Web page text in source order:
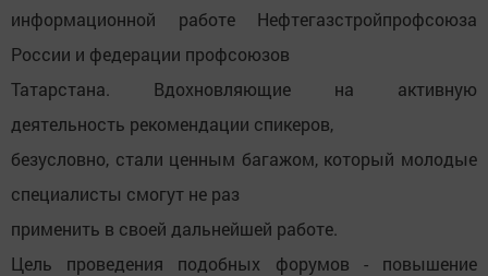
информационной работе Нефтегазстройпрофсоюза
России и федерации профсоюзов
Татарстана. Вдохновляющие на активную
деятельность рекомендации спикеров,
безусловно, стали ценным багажом, который молодые
специалисты смогут не раз
применить в своей дальнейшей работе.
Цель проведения подобных форумов - повышение